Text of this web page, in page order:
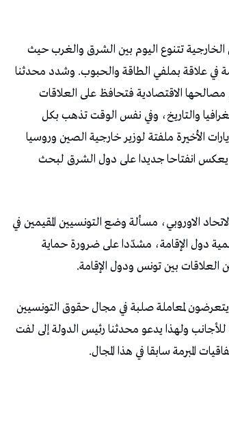
الخارجية تتنوع اليوم بين الشرق والغرب حيث
في علاقة بملفي الطاقة والحبوب. وشدد محدثنا
الاقتصادية فتحافظ على العلاقات
والتاريخ، وفي نفس الوقت تذهب بكل
الأخيرة ملفتة لوزير خارجية الصين وروسيا
يعكس انفتاحا جديدا على دول الشرق لبحث
الاوروبي، مسألة وضع التونسيين المقيمين في
دول الإقامة، مشدّدا على ضرورة حماية
العلاقات بين تونس ودول الإقامة.
لمعاملة صلبة في مجال حقوق التونسيين
ولهذا يدعو محدثنا رئيس الدولة إلى لفت
المبرمة سابقا في هذا المجال.